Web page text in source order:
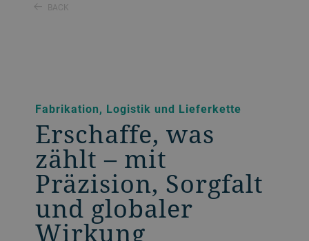
BACK
Fabrikation, Logistik und Lieferkette
Erschaffe, was
zählt – mit
Präzision, Sorgfalt
und globaler
Wirkung